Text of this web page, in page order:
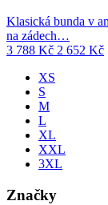
Klasická bunda v
na zádech…
3 788 Kč 2 652 Kč
XS
S
M
L
XL
XXL
3XL
Značky